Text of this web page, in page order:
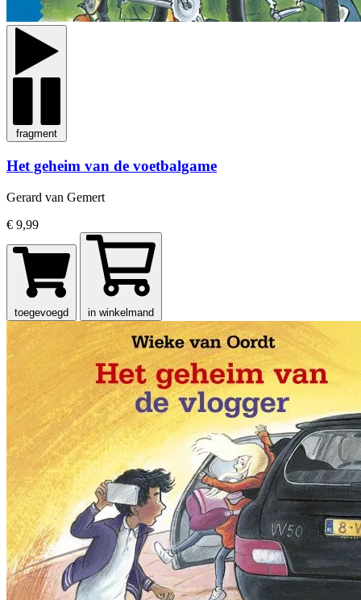
fragment
Het geheim van de voetbalgame
Gerard van Gemert
€ 9,99
toegevoegd in winkelmand